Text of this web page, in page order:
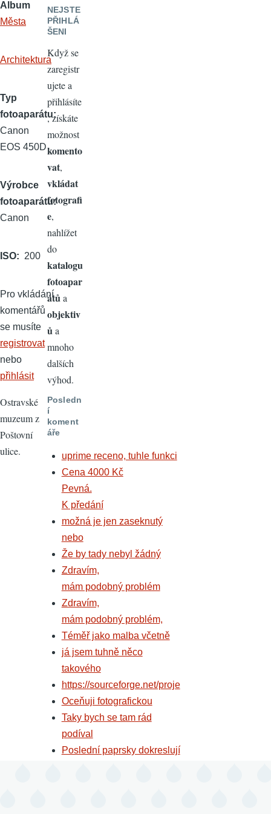
Album
Města
Architektura
Typ
fotoaparátu
Canon
EOS 450D
Výrobce
fotoaparátu
Canon
ISO 200
Pro vkládání
komentářů
se musíte
registrovat
nebo
přihlásit
Ostravské
muzeum z
Poštovní
ulice.
NEJSTE
PŘIHLÁ
ŠENI
Když se
zaregistr
ujete a
přihlásíte
, získáte
možnost
komento
vat,
vkládat
fotografi
e,
nahlížet
do
katalogu
fotoapar
átů a
objektiv
ů a
mnoho
dalších
výhod.
Posledn
í
koment
áře
uprime receno, tuhle funkci
Cena 4000 Kč
Pevná.
K předání
možná je jen zaseknutý
nebo
Že by tady nebyl žádný
Zdravím,
mám podobný problém
Zdravím,
mám podobný problém,
Téměř jako malba včetně
já jsem tuhně něco
takového
https://sourceforge.net/proje
Oceňuji fotografickou
Taky bych se tam rád
podíval
Poslední paprsky dokreslují